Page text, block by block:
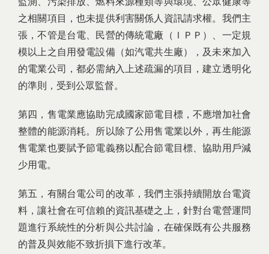
之相關項目，也未提供利害關係人資訊請求權。我們主
張，不管是台電、民營的傳統電廠（ＩＰＰ）、一定規
模以上之自用發電設備（如汽電共生廠），及未來加入
的電業公司，都必需納入上述疏漏的項目，建立透明化
的準則，受到公眾監督。
第四，售電業應協助完成國家節電目標，不應增加社會
整體的能源消耗。所以除了公用售電業以外，再生能源
售電業也要賦予節電義務以配合節電目標、協助用戶減
少用電。
第五，有關台電公司的改革，我們主張持續開放台電資
料，讓社會在可信賴的資訊基礎之上，針對台電營運問
題進行系統性的分析與公共討論，在確保既有公共服務
的普及與效能不致折損下進行改革。